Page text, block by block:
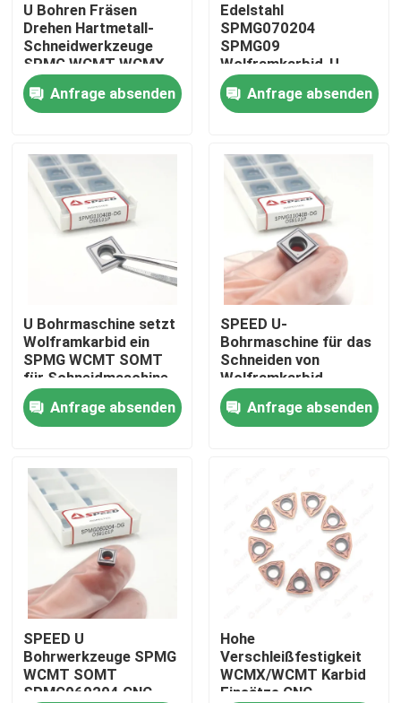
Startseite
Produkte
Über uns
Fabrik Tour
Qualitätskontrolle
Kontakt
Nachrichten
Alle Fälle
Karbid-Prägeeinsatz
U Bohren Fräsen
Drehen Hartmetall-
Schneidwerkzeuge
SPMG WCMT WCMX
SPMX für
Drehmaschine U-
Bohrer-Wendeplatten
Anfrage absenden
Edelstahl
SPMG070204
SPMG09
Wolframkarbid-U-
Bohrungseinlagen mit
PVD-CVD-
Beschichtung
Anfrage absenden
U Bohrmaschine setzt
Wolframkarbid ein
SPMG WCMT SOMT
für Schneidmaschine
Anfrage absenden
SPEED U-
Bohrmaschine für das
Schneiden von
Wolframkarbid
Anfrage absenden
SPEED U
Bohrwerkzeuge SPMG
WCMT SOMT
SPMG060204 CNC
Hohe
Verschleißfestigkeit
WCMX/WCMT Karbid
Einsätze CNC